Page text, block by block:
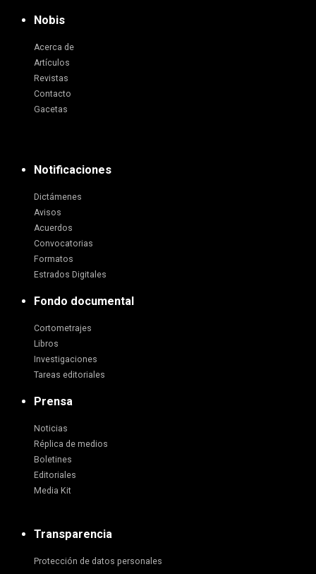
Nobis
Acerca de
Artículos
Revistas
Contacto
Gacetas
Notificaciones
Dictámenes
Avisos
Acuerdos
Convocatorias
Formatos
Estrados Digitales
Fondo documental
Cortometrajes
Libros
Investigaciones
Tareas editoriales
Prensa
Noticias
Réplica de medios
Boletines
Editoriales
Media Kit
Transparencia
Protección de datos personales